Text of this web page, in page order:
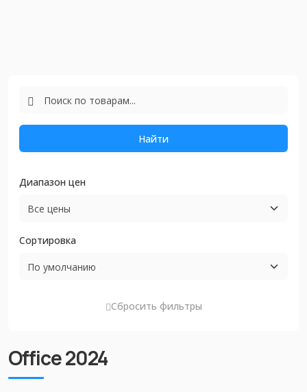
Найти
Диапазон цен
Сортировка
Сбросить фильтры
Office 2024